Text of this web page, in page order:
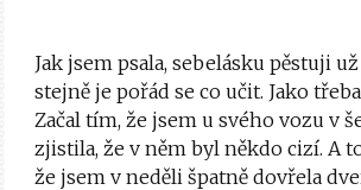
Jak jsem psala, sebelásku pěstuji
stejně je pořád se co učit. Jako
Začal tím, že jsem u svého vozu v
zjistila, že v něm byl někdo cizí. A
že jsem v neděli špatně dovřela